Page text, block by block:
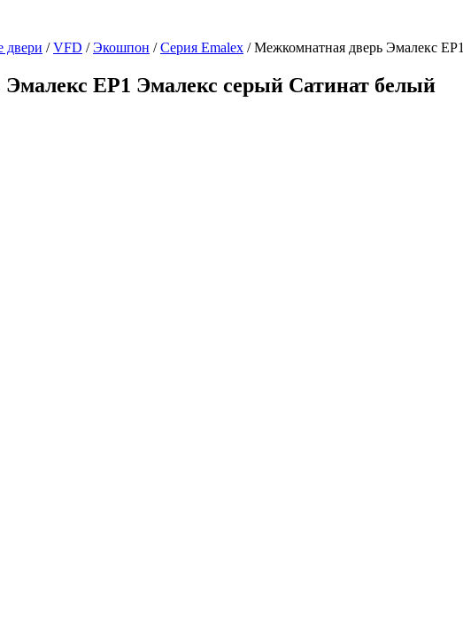
двери /VFD /Экошпон /Cерия Emalex / Межкомнатная дверь Эмалекс ЕР1
ЕР1 Эмалекс серый Сатинат белый